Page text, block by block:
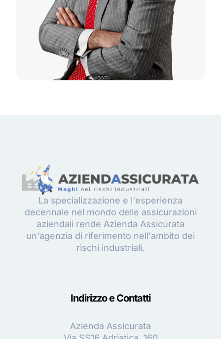
La specializzazione e l'esperienza
decennale nel mondo delle assicurazioni
aziendali rende Azienda Assicurata
un'agenzia di riferimento nell'ambito dei
rischi industriali.
Indirizzo e Contatti
Azienda Assicurata